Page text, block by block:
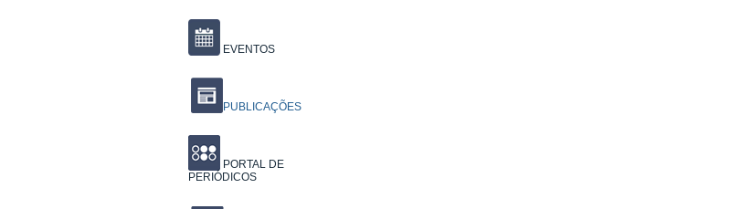
EVENTOS
PUBLICAÇÕES
PORTAL DE
PERIÓDICOS